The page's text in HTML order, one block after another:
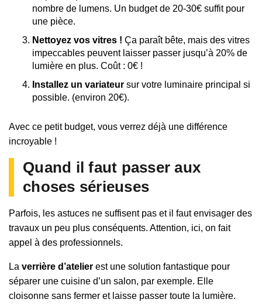
nombre de lumens. Un budget de 20-30€ suffit pour
une pièce.
Nettoyez vos vitres ! Ça paraît bête, mais des vitres
impeccables peuvent laisser passer jusqu’à 20% de
lumière en plus. Coût : 0€ !
Installez un variateur sur votre luminaire principal si
possible. (environ 20€).
Avec ce petit budget, vous verrez déjà une différence
incroyable !
Quand il faut passer aux
choses sérieuses
Parfois, les astuces ne suffisent pas et il faut envisager des
travaux un peu plus conséquents. Attention, ici, on fait
appel à des professionnels.
La verrière d’atelier est une solution fantastique pour
séparer une cuisine d’un salon, par exemple. Elle
cloisonne sans fermer et laisse passer toute la lumière.